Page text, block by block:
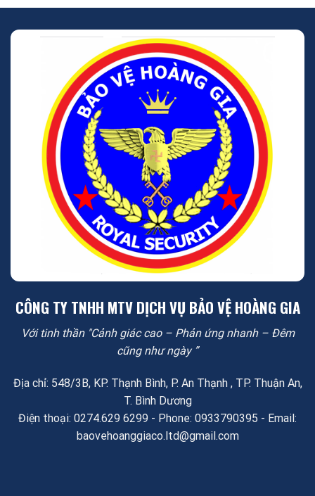
CÔNG TY TNHH MTV DỊCH VỤ BẢO VỆ HOÀNG GIA
Với tinh thần "Cảnh giác cao – Phản ứng nhanh – Đêm
cũng như ngày ”
Địa chỉ: 548/3B, KP. Thạnh Bình, P. An Thạnh , TP. Thuận An,
T. Bình Dương
Điện thoại: 0274.629 6299 - Phone: 0933790395 - Email:
baovehoanggiaco.ltd@gmail.com